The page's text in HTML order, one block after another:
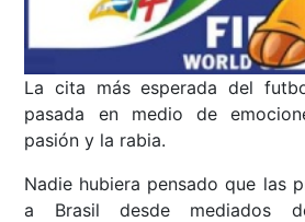
La cita más esperada del
pasada en medio de
pasión y la rabia.
Nadie hubiera pensado que las
a Brasil desde mediados